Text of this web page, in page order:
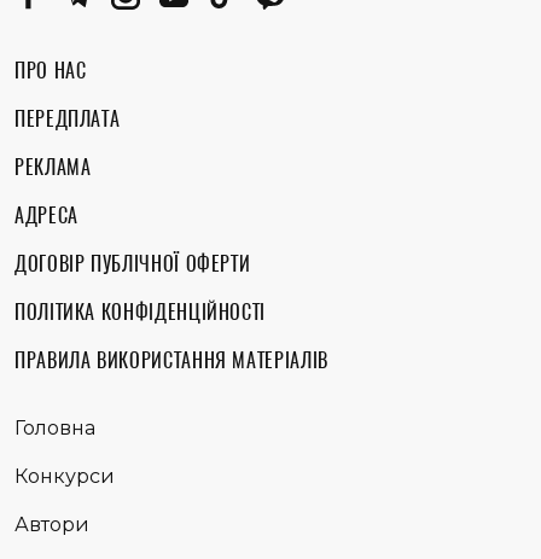
ПРО НАС
ПЕРЕДПЛАТА
РЕКЛАМА
АДРЕСА
ДОГОВІР ПУБЛІЧНОЇ ОФЕРТИ
ПОЛІТИКА КОНФІДЕНЦІЙНОСТІ
ПРАВИЛА ВИКОРИСТАННЯ МАТЕРІАЛІВ
Головна
Конкурси
Автори